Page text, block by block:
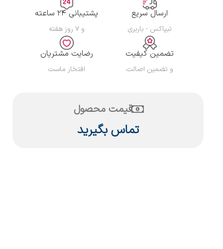
ارسال سریع
تیپاکس - باربری
پشتیبانی ۲۴ ساعته
و ۷ روز هفته
تضمین کیفیت
و تضمین اصالت
رضایت مشتریان
افتخار ماست
قیمت محصول
تماس بگیرید